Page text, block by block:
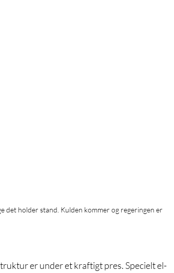
det holder stand. Kulden kommer og regeringen er
er under et kraftigt pres. Specielt el-